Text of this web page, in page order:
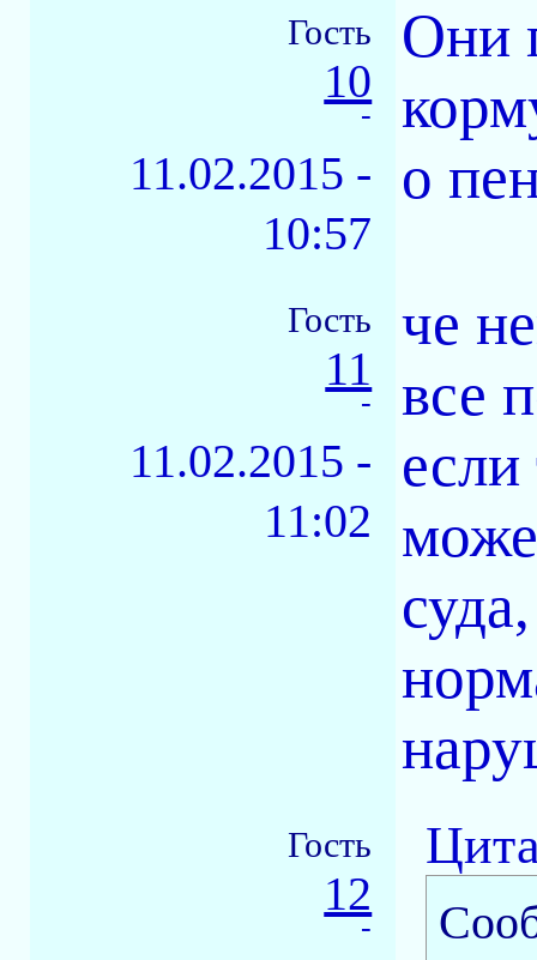
Гость
10
-
11.02.2015 -
10:57
Они
о
Гость
11
-
11.02.2015 -
11:02
че
все
Гость
12
-